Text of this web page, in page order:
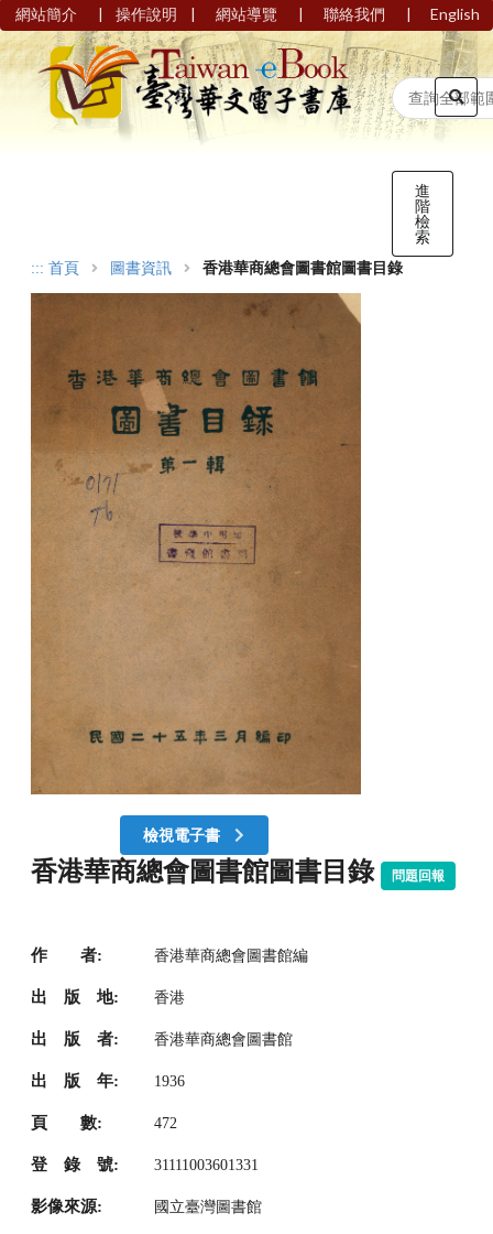
網站簡介 | 操作說明 | 網站導覽 | 聯絡我們 | English
進
階
檢
索
::: 首頁 圖書資訊 香港華商總會圖書館圖書目錄
檢視電子書
香港華商總會圖書館圖書目錄 問題回報
作 者: 香港華商總會圖書館編
出 版 地: 香港
出 版 者: 香港華商總會圖書館
出 版 年: 1936
頁 數: 472
登 錄 號: 31111003601331
影像來源: 國立臺灣圖書館